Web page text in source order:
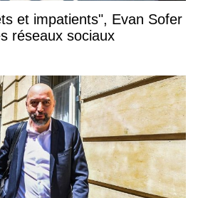
et impatients", Evan Sofer
réseaux sociaux